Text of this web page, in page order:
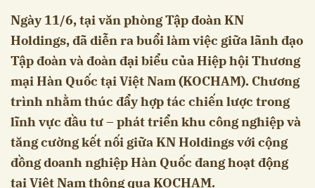
Ngày 11/6, tại văn phòng Tập đoàn KN
Holdings, đã diễn ra buổi làm việc giữa lãnh đạo
Tập đoàn và đoàn đại biểu của Hiệp hội Thương
mại Hàn Quốc tại Việt Nam (KOCHAM). Chương
trình nhằm thúc đẩy hợp tác chiến lược trong
lĩnh vực đầu tư – phát triển khu công nghiệp và
tăng cường kết nối giữa KN Holdings với cộng
đồng doanh nghiệp Hàn Quốc đang hoạt động
tại Việt Nam thông qua KOCHAM.